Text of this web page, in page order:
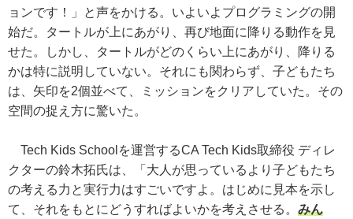
ョンです！」と声をかける。いよいよプログラミングの開
始だ。タートルが上にあがり、再び地面に降りる動作を見
せた。しかし、タートルがどのくらい上にあがり、降りる
かは特に説明していない。それにも関わらず、子どもたち
は、矢印を2個並べて、ミッションをクリアしていた。その
空間の捉え方に驚いた。
Tech Kids Schoolを運営するCA Tech Kids取締役 ディレ
クターの鈴木拓氏は、「大人が思っているより子どもたち
の考える力と実行力はすごいですよ。はじめに見本を示し
て、それをもとにどうすればよいかを考えさせる。 みん